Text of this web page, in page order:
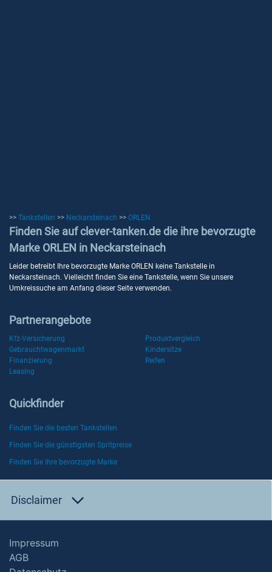
>> Tankstellen >> Neckarsteinach >> ORLEN
Finden Sie auf clever-tanken.de die ihre bevorzugte
Marke ORLEN in Neckarsteinach
Leider betreibt Ihre bevorzugte Marke ORLEN keine Tankstelle in
Neckarsteinach. Vielleicht finden Sie eine Tankstelle, wenn Sie unsere
Umkreissuche am Anfang dieser Seite verwenden.
Partnerangebote
Kfz-Versicherung
Produktvergleich
Gebrauchtwagenmarkt
Kindersitze
Finanzierung
Reifen
Leasing
Quickfinder
Finden Sie die besten Tankstellen
Finden Sie die günstigsten Spritpreise
Finden Sie Ihre bevorzugte Marke
Disclaimer
Impressum
AGB